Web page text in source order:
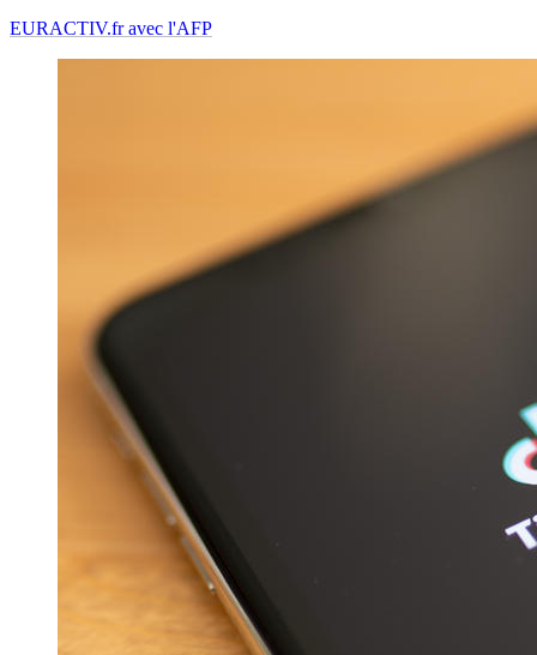
EURACTIV.fr avec l'AFP